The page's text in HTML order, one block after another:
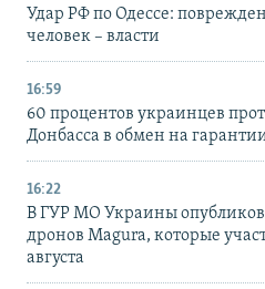
Удар РФ по Одессе:
человек – власти
16:59
60 процентов украинцев
Донбасса в обмен на
16:22
В ГУР МО Украины
дронов Magura, которые
августа